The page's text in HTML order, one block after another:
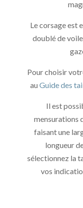
Le corsage est
doublé de
Pour choisir
au Guide des
Il est
mensurations
faisant une
longueur
sélectionnez la
vos